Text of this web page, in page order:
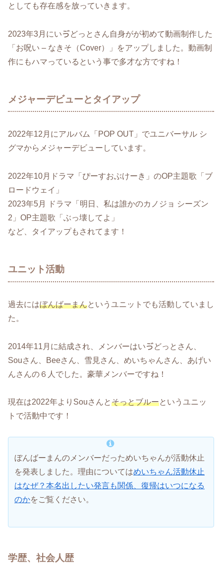
としても存在感を放っていきます。
2023年3月にいゔどっとさん自身がが初めて動画制作した
「お呪い – なきそ（Cover）」をアップしました。動画制
作にもハマっているという事で多才な方ですね！
メジャーデビューとタイアップ
2022年12月にアルバム「POP OUT」でユニバーサル シ
グマからメジャーデビューしています。
2022年10月ドラマ「ぴーすおぶけーき」のOP主題歌「ブ
ロードウェイ」
2023年5月 ドラマ「明日、私は誰かのカノジョ シーズン
2」OP主題歌「ぶっ壊してよ」
など、タイアップもされてます！
ユニット活動
過去にはぼんばーまんというユニットでも活動していまし
た。
2014年11月に結成され、メンバーはいゔどっとさん、
Souさん、Beeさん、雪見さん、めいちゃんさん、あげい
んさんの６人でした。豪華メンバーですね！
現在は2022年よりSouさんとそっとブルーというユニッ
トで活動中です！
ぼんばーまんのメンバーだっためいちゃんが活動休止
を発表しました。理由についてはめいちゃん活動休止
はなぜ？本名出したい発言も関係、復帰はいつになる
のかをご覧ください。
学歴、社会人歴